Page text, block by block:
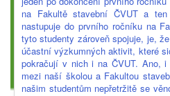
na Fakultě stavební ČVUT a
nastupuje do prvního ročníku na
tyto studenty zároveň spojuje, je,
účastní výzkumných aktivit, které
pokračují v nich i na ČVUT. Ano,
mezi naší školou a Fakultou
našim studentům nepřetržitě se